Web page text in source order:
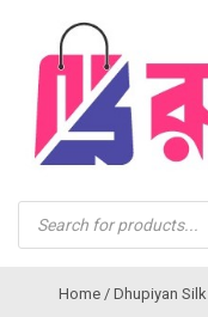
Products
search
Home/ Dhupiyan